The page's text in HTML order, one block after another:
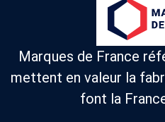
Marques de France
mettent en valeur la
font la